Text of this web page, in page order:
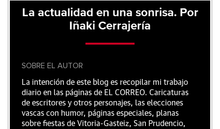
La actualidad en una sonrisa. Por
Iñaki Cerrajería
SOBRE EL AUTOR
La intención de este blog es recopilar mi trabajo
diario en las páginas de EL CORREO. Caricaturas
de escritores y otros personajes, las elecciones
vascas con humor, páginas especiales, planas
sobre fiestas de Vitoria-Gasteiz, San Prudencio,